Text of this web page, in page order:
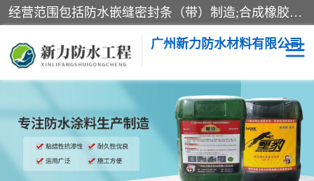
经营范围包括防水嵌缝密封条（带）制造;合成橡胶制造（监控化学品、危险化学品除外）;沥青混合物制造;防水胶粘带制造;其他合成材料制造（监控化学品、危险化学品除外）;涂料制造（监控化学品、危险化学品除外）;建筑结构防水补漏;防水建筑材料制造;粘合剂制造（监控化学品、危险化学品除外）;涂料零售;广州新力防水材料有限公司具有1处分支机构。
广州新力防水材料有限公司
黑豹防水胶 建筑108胶水
乳化沥青防水涂料 自粘卷材